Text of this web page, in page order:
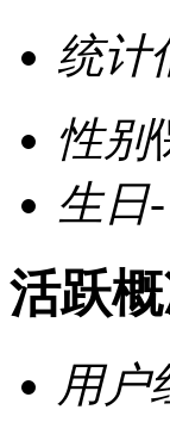
统计
性别
生日-
活跃
用户